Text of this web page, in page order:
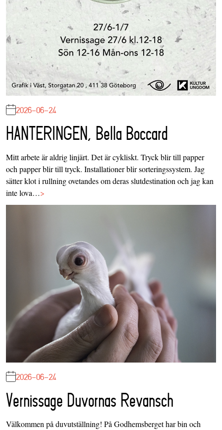
2026-06-24
HANTERINGEN, Bella Boccard
Mitt arbete är aldrig linjärt. Det är cykliskt. Tryck blir till papper
och papper blir till tryck. Installationer blir sorteringssystem. Jag
sätter klot i rullning ovetandes om deras slutdestination och jag kan
inte lova…>
2026-06-24
Vernissage Duvornas Revansch
Välkommen på duvutställning! På Godhemsberget har bin och